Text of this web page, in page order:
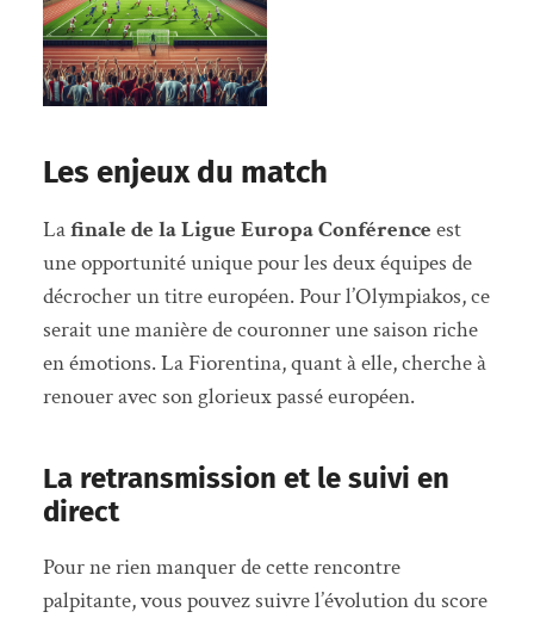
Les enjeux du match
Lafinale de la Ligue Europa Conférence est
une opportunité unique pour les deux équipes de
décrocher un titre européen. Pour l’Olympiakos, ce
serait une manière de couronner une saison riche
en émotions. La Fiorentina, quant à elle, cherche à
renouer avec son glorieux passé européen.
La retransmission et le suivi en
direct
Pour ne rien manquer de cette rencontre
palpitante, vous pouvez suivre l’évolution du score